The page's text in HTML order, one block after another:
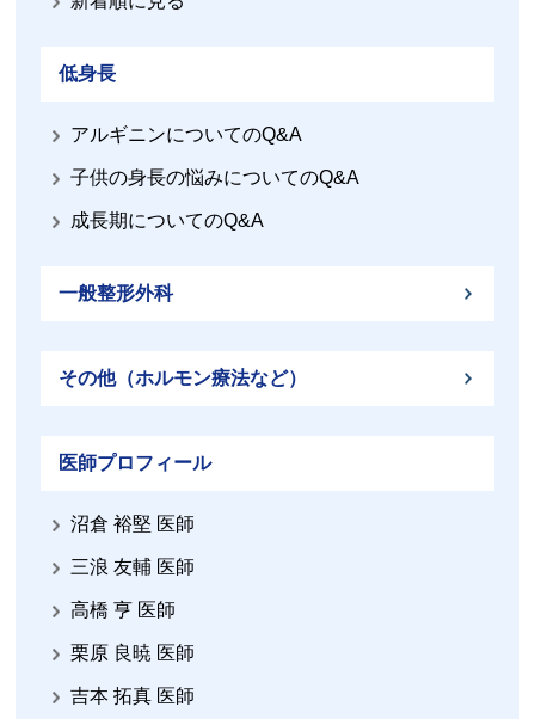
低身長
アルギニンについてのQ&A
子供の身長の悩みについてのQ&A
成長期についてのQ&A
一般整形外科
その他（ホルモン療法など）
医師プロフィール
沼倉 裕堅 医師
三浪 友輔 医師
高橋 亨 医師
栗原 良暁 医師
吉本 拓真 医師